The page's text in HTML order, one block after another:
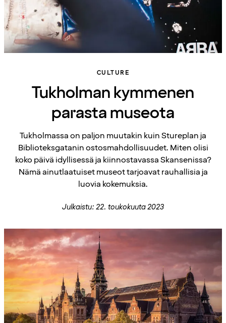
CULTURE
Tukholman kymmenen
parasta museota
Tukholmassa on paljon muutakin kuin Stureplan ja
Biblioteksgatanin ostosmahdollisuudet. Miten olisi
koko päivä idyllisessä ja kiinnostavassa Skansenissa?
Nämä ainutlaatuiset museot tarjoavat rauhallisia ja
luovia kokemuksia.
Julkaistu: 22. toukokuuta 2023